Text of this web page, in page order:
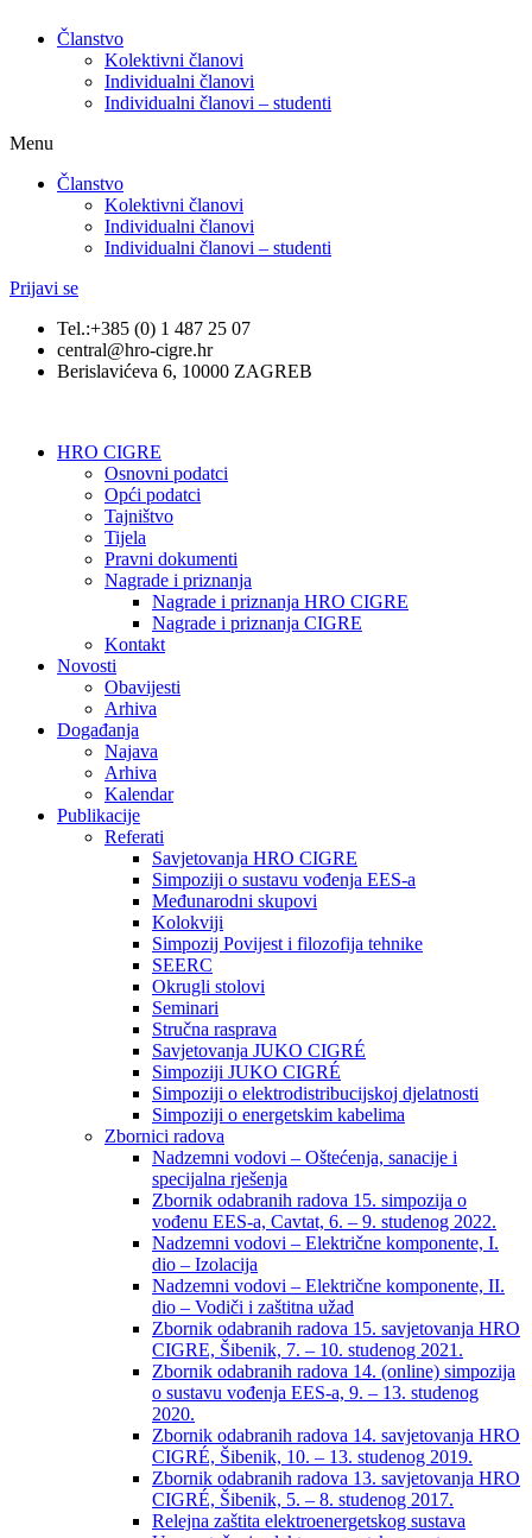
Članstvo
Kolektivni članovi
Individualni članovi
Individualni članovi – studenti
Menu
Članstvo
Kolektivni članovi
Individualni članovi
Individualni članovi – studenti
Prijavi se
Tel.:+385 (0) 1 487 25 07
central@hro-cigre.hr
Berislavićeva 6, 10000 ZAGREB
HRO CIGRE
Osnovni podatci​
Opći podatci
Tajništvo
Tijela
Pravni dokumenti
Nagrade i priznanja
Nagrade i priznanja HRO CIGRE
Nagrade i priznanja CIGRE
Kontakt
Novosti
Obavijesti
Arhiva
Događanja
Najava
Arhiva
Kalendar
Publikacije
Referati
Savjetovanja HRO CIGRE
Simpoziji o sustavu vođenja EES-a
Međunarodni skupovi
Kolokviji​
Simpozij Povijest i filozofija tehnike
SEERC
Okrugli stolovi
Seminari​
Stručna rasprava​
Savjetovanja JUKO CIGRÉ
Simpoziji JUKO CIGRÉ
Simpoziji o elektrodistribucijskoj djelatnosti
Simpoziji o energetskim kabelima
Zbornici radova
Nadzemni vodovi – Oštećenja, sanacije i
specijalna rješenja
Zbornik odabranih radova 15. simpozija o
vođenu EES-a, Cavtat, 6. – 9. studenog 2022.
Nadzemni vodovi – Električne komponente, I.
dio – Izolacija
Nadzemni vodovi – Električne komponente, II.
dio – Vodiči i zaštitna užad
Zbornik odabranih radova 15. savjetovanja HRO
CIGRE, Šibenik, 7. – 10. studenog 2021.
Zbornik odabranih radova 14. (online) simpozija
o sustavu vođenja EES-a, 9. – 13. studenog
2020.
Zbornik odabranih radova 14. savjetovanja HRO
CIGRÉ, Šibenik, 10. – 13. studenog 2019.
Zbornik odabranih radova 13. savjetovanja HRO
CIGRÉ, Šibenik, 5. – 8. studenog 2017.
Relejna zaštita elektroenergetskog sustava